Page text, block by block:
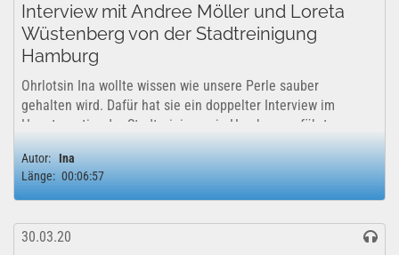
Interview mit Andree Möller und Loreta
Wüstenberg von der Stadtreinigung
Hamburg
Ohrlotsin Ina wollte wissen wie unsere Perle sauber
gehalten wird. Dafür hat sie ein doppelter Interview im
Hauptquartier der Stadtreinigung in Hamburg geführt.
Loreta Wüstenberg, Referentin für Umweltbildung, und
Andree Möller Mitarbeiter in der...
Autor: Ina
Länge: 00:06:57
30.03.20